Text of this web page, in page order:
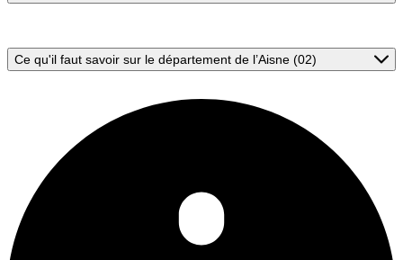
Ce qu'il faut savoir sur le département de l’Aisne (02)